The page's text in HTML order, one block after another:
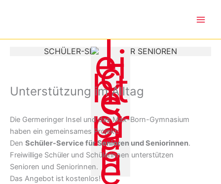
SCHÜLER-SERVICE FÜR SENIOREN
Unterstützung im Alltag
Die Germeringer Insel und das Max-Born-Gymnasium
haben ein gemeinsames Projekt:
Den Schüler-Service für Senioren und Seniorinnen.
Freiwillige Schüler und Schülerinnen unterstützen
Senioren und Seniorinnen.
Das Angebot ist kostenlos!